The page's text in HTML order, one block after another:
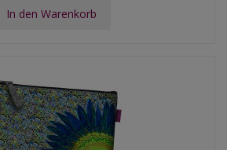
In den Warenkorb